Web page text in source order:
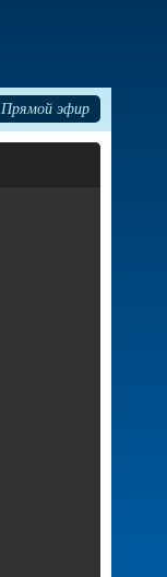
Прямой эфир